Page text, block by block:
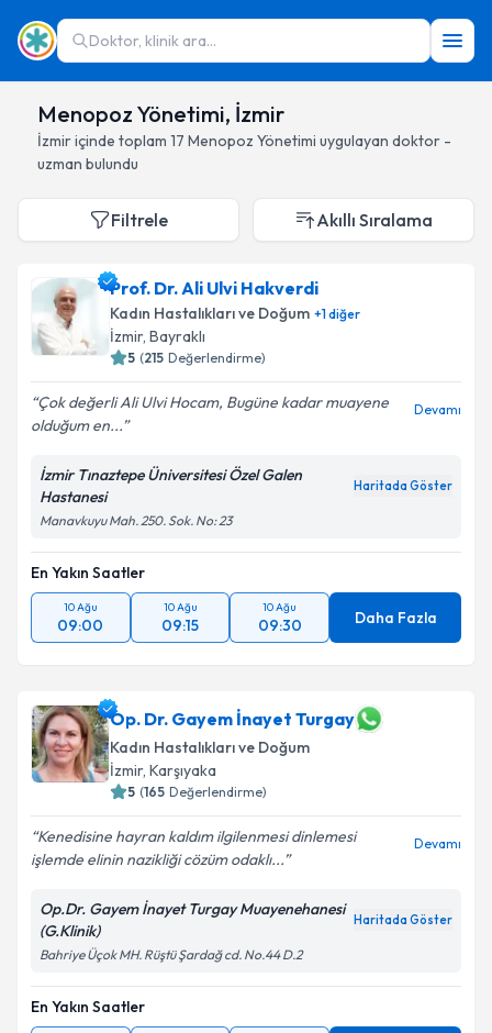
Doktor, klinik ara...
Menopoz Yönetimi, İzmir
İzmiriçinde toplam 17 Menopoz Yönetimi uygulayan doktor -
uzman bulundu
Filtrele Akıllı Sıralama
Prof. Dr. Ali Ulvi Hakverdi
Kadın Hastalıkları ve Doğum +1diğer
İzmir, Bayraklı
5 (215 Değerlendirme)
Çok değerli Ali Ulvi Hocam, Bugüne kadar muayene
olduğum en...
Devamı
İzmir Tınaztepe Üniversitesi Özel Galen
Hastanesi
Haritada Göster
Manavkuyu Mah. 250. Sok. No: 23
En Yakın Saatler
10 Ağu
09:00
10 Ağu
09:15
10 Ağu
09:30 Daha Fazla
Op. Dr. Gayem İnayet Turgay
Kadın Hastalıkları ve Doğum
İzmir, Karşıyaka
5 (165 Değerlendirme)
Kenedisine hayran kaldım ilgilenmesi dinlemesi
işlemde elinin nazikliği cözüm odaklı...
Devamı
Op.Dr. Gayem İnayet Turgay Muayenehanesi
(G.Klinik)
Haritada Göster
Bahriye Üçok MH. Rüştü Şardağ cd. No.44 D.2
En Yakın Saatler